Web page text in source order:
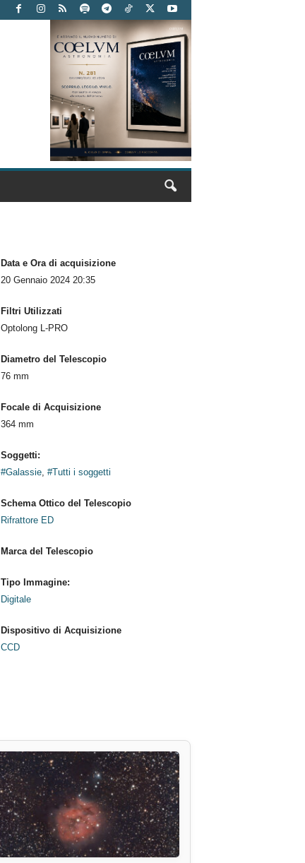
Data e Ora di acquisizione
20 Gennaio 2024 20:35
Filtri Utilizzati
Optolong L-PRO
Diametro del Telescopio
76 mm
Focale di Acquisizione
364 mm
Soggetti:
#Galassie, #Tutti i soggetti
Schema Ottico del Telescopio
Rifrattore ED
Marca del Telescopio
Tipo Immagine:
Digitale
Dispositivo di Acquisizione
CCD